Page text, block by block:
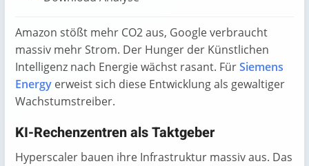
Amazon stößt mehr CO2 aus, Google verbraucht
massiv mehr Strom. Der Hunger der Künstlichen
Intelligenz nach Energie wächst rasant. FürSiemens
Energy erweist sich diese Entwicklung als gewaltiger
Wachstumstreiber.
KI-Rechenzentren als Taktgeber
Hyperscaler bauen ihre Infrastruktur massiv aus. Das